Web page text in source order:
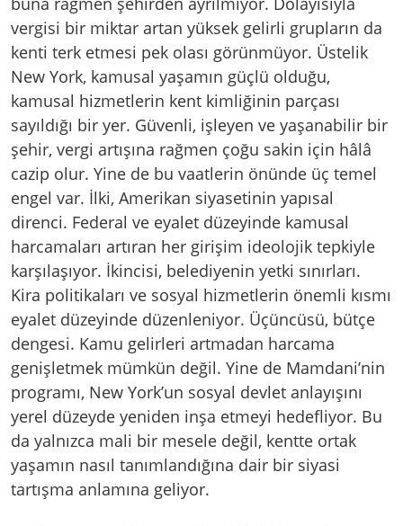
vergisi bir miktar artan yüksek gelirli grupların da
kenti terk etmesi pek olası görünmüyor. Üstelik
New York, kamusal yaşamın güçlü olduğu,
kamusal hizmetlerin kent kimliğinin parçası
sayıldığı bir yer. Güvenli, işleyen ve yaşanabilir bir
şehir, vergi artışına rağmen çoğu sakin için hâlâ
cazip olur. Yine de bu vaatlerin önünde üç temel
engel var. İlki, Amerikan siyasetinin yapısal
direnci. Federal ve eyalet düzeyinde kamusal
harcamaları artıran her girişim ideolojik tepkiyle
karşılaşıyor. İkincisi, belediyenin yetki sınırları.
Kira politikaları ve sosyal hizmetlerin önemli kısmı
eyalet düzeyinde düzenleniyor. Üçüncüsü, bütçe
dengesi. Kamu gelirleri artmadan harcama
genişletmek mümkün değil. Yine de Mamdani’nin
programı, New York’un sosyal devlet anlayışını
yerel düzeyde yeniden inşa etmeyi hedefliyor. Bu
da yalnızca mali bir mesele değil, kentte ortak
yaşamın nasıl tanımlandığına dair bir siyasi
tartışma anlamına geliyor.